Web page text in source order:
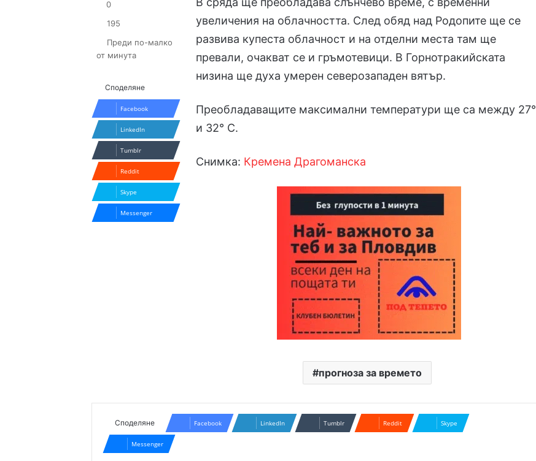
увеличения на облачността. След обяд над Родопите ще се
развива купеста облачност и на отделни места там ще
превали, очакват се и гръмотевици. В Горнотракийската
низина ще духа умерен северозападен вятър.
Преобладаващите максимални температури ще са между 27°
и 32° С.
Снимка: Кремена Драгоманска
прогноза за времето
0
195
Преди по-малко
от минута
Споделяне
Facebook
LinkedIn
Tumblr
Reddit
Skype
Messenger
Споделяне Facebook LinkedIn Tumblr Reddit Skype
Messenger